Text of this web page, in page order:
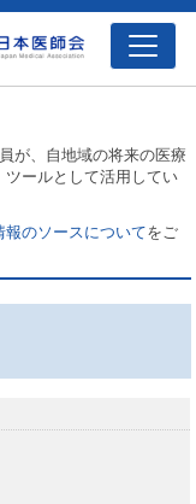
が、自地域の将来の医療
ールとして活用してい
報のソースについてをご